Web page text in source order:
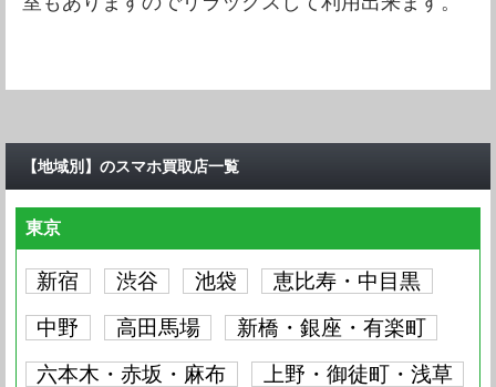
【地域別】のスマホ買取店一覧
東京
新宿 渋谷 池袋
恵比寿・中目黒
中野
高田馬場
新橋・銀座・有楽町
六本木・赤坂・麻布
上野・御徒町・浅草